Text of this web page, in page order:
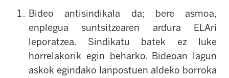
Bideo antisindikala da; bere asmoa,
enplegua suntsitzearen ardura ELAri
leporatzea. Sindikatu batek ez luke
horrelakorik egin beharko. Bideoan lagun
askok egindako lanpostuen aldeko borroka